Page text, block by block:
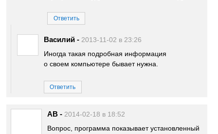
Ответить
Василий - 2013-11-02 в 23:26
Иногда такая подробная информация
о своем компьютере бывает нужна.
Ответить
AB - 2014-02-18 в 18:52
Вопрос, программа показывает установленный